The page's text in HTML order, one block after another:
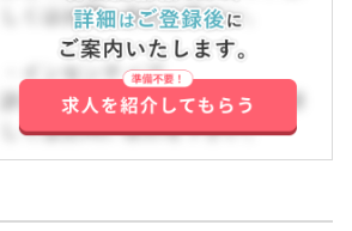
しくはお問い合わせ下さい。
・インセンティブ
詳しくはお問い合わせ下さい。詳
しくはお問い合わせ下さい。